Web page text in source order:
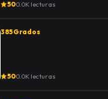
500.0K lecturas
385 Grados
500.0K lecturas